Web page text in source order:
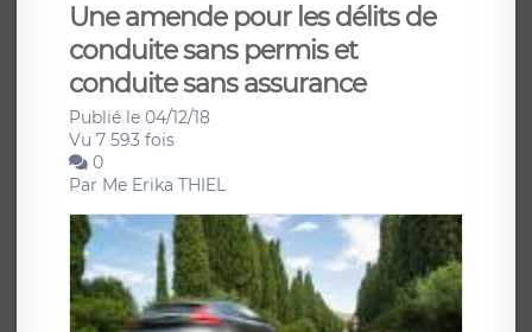
Une amende pour les délits de
conduite sans permis et
conduite sans assurance
Publié le 04/12/18
Vu 7 593 fois
0
Par Me Erika THIEL